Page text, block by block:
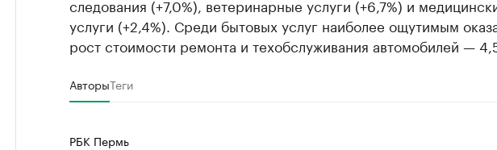
следования (+7,0%), ветеринарные услуги (+6,7%) и
услуги (+2,4%). Среди бытовых услуг наиболее ощутимым
рост стоимости ремонта и техобслуживания автомобилей —
АвторыТеги
РБК Пермь